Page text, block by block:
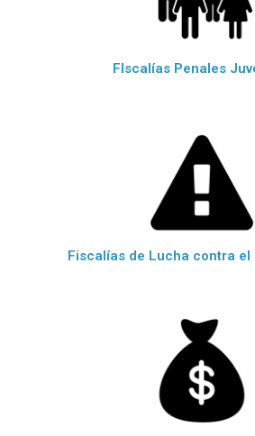
FIscalías Penales
Fiscalías de Lucha contra